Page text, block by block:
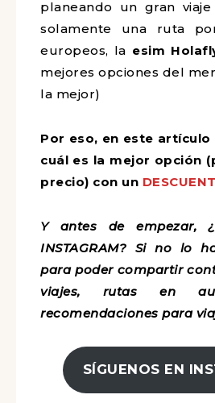
planeando un gran
solamente una ruta
europeos, la esim
mejores opciones del
la mejor)
Por eso, en este
cuál es la mejor opción
precio) con un
Y antes de empezar,
INSTAGRAM? Si no lo
para poder compartir
viajes, rutas en
recomendaciones para
SÍGUENOS EN